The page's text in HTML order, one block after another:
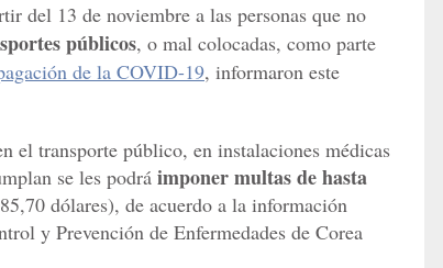
del 13 de noviembre a las personas que no
públicos, o mal colocadas, como parte
de la COVID-19, informaron este
el transporte público, en instalaciones médicas
se les podrá imponer multas de hasta
dólares), de acuerdo a la información
y Prevención de Enfermedades de Corea